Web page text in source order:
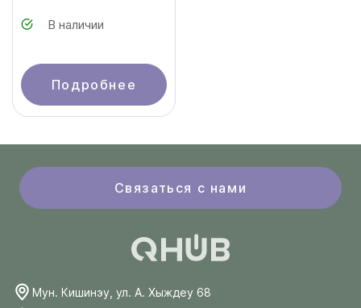
В наличии
Подробнее
Связаться с нами
Мун. Кишинэу, ул. А. Хыждеу 68